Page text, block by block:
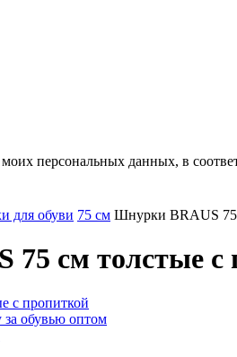
персональных данных, в
для обуви 75 см Шнурки BRAUS
75 см толстые